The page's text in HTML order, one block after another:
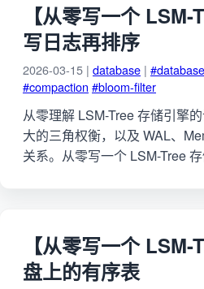
【从零写一个
写日志再排序
2026-03-15 | database | #database
#compaction #bloom-filter
从零理解 LSM-Tree 存储引擎
大的三角权衡，以及 WAL、
关系。从零写一个 LSM-Tree
【从零写一个
盘上的有序表